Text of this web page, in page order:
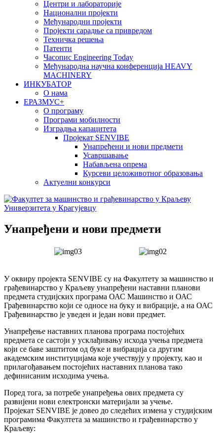
Центри и лабораторије
Национални пројекти
Међународни пројекти
Пројекти сарадње са привредом
Техничка решења
Патенти
Часопис Engineering Today
Међународна научна конференција HEAVY
MACHINERY
ИНКУБАТОР
О нама
EРАЗМУС+
О програму
Програми мобилности
Изградња капацитета
Пројекат SENVIBE
Унапређени и нови предмети
Усавршавање
Набављена опрема
Курсеви целоживотног образовања
Актуелни конкурси
Унапређени и нови предмети
У оквиру пројекта SENVIBE су на Факултету за машинство и
грађевинарство у Краљеву унапређени наставни планови
предмета студијских програма ОАС Машинство и ОАС
Грађевинарство који се односе на буку и вибрације, а на ОАС
Грађевинарство је уведен и један нови предмет.
Унапређење наставних планова програма постојећих
предмета се састоји у усклађивању исхода учења предмета
који се баве заштитом од буке и вибрација са другим
академским институцијама које учествују у пројекту, као и
прилагођавањем постојећих наставних планова тако
дефинисаним исходима учења.
Поред тога, за потребе унапређења ових предмета су
развијени нови електронски материјали за учење.
Пројекат SENVIBE је довео до следећих измена у студијским
програмима Факултета за машинство и грађевинарство у
Краљеву: